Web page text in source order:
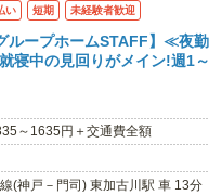
い 短期 未経験者歓迎
ループホームSTAFF】≪夜
寝中の見回りがメイン!週1
～1635円＋交通費全額
(神戸－門司) 東加古川駅 車 13分